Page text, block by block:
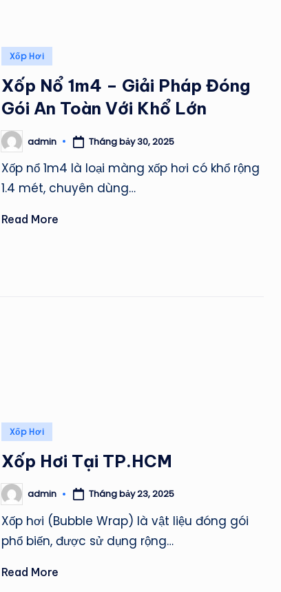
Posted
Xốp Hơi
Xốp Nổ 1m4 – Giải Pháp Đóng
Gói An Toàn Với Khổ Lớn
Posted
by
admin Tháng bảy 30, 2025
Xốp nổ 1m4 là loại màng xốp hơi có khổ rộng
1.4 mét, chuyên dùng…
Read More
Posted
Xốp Hơi
Xốp Hơi Tại TP.HCM
Posted
by
admin Tháng bảy 23, 2025
Xốp hơi (Bubble Wrap) là vật liệu đóng gói
phổ biến, được sử dụng rộng…
Read More